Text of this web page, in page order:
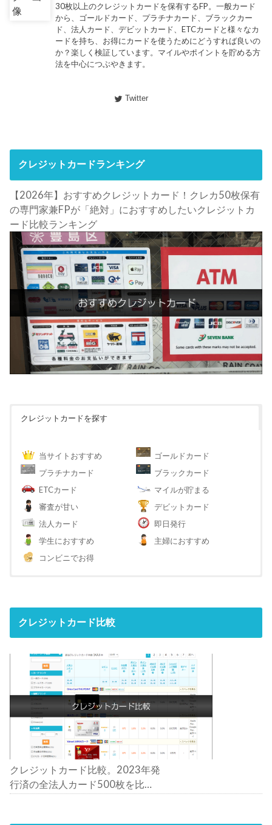
30枚以上のクレジットカードを保有するFP。一般カード
から、ゴールドカード、プラチナカード、ブラックカー
ド、法人カード、デビットカード、ETCカードと様々なカ
ードを持ち、お得にカードを使うためにどうすれば良いの
か？楽しく検証しています。マイルやポイントを貯める方
法を中心につぶやきます。
Twitter
クレジットカードランキング
【2026年】おすすめクレジットカード！クレカ50枚保有
の専門家兼FPが「絶対」におすすめしたいクレジットカ
ード比較ランキング
クレジットカードを探す
当サイトおすすめ
ゴールドカード
プラチナカード
ブラックカード
ETCカード
マイルが貯まる
審査が甘い
デビットカード
法人カード
即日発行
学生におすすめ
主婦におすすめ
コンビニでお得
クレジットカード比較
クレジットカード比較。2023年発
行済の全法人カード500枚を比